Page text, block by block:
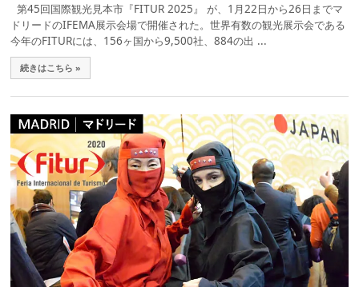
第45回国際観光見本市『FITUR 2025』 が、1月22日から26日までマ
ドリードのIFEMA展示会場で開催された。世界有数の観光展示会である
今年のFITURには、156ヶ国から9,500社、884の出 ...
続きはこちら »